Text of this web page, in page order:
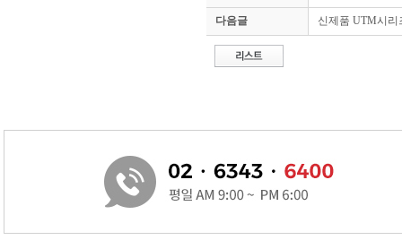
다음글 신제품 UTM시리